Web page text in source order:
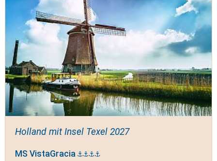
Holland mit Insel Texel 2027
MS VistaGracia